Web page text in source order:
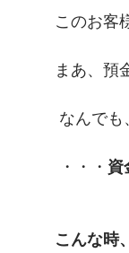
このお客
まあ、預
なんでも
・・・ 資
こんな時